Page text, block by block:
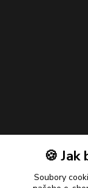
🍪 Jak
Soubory